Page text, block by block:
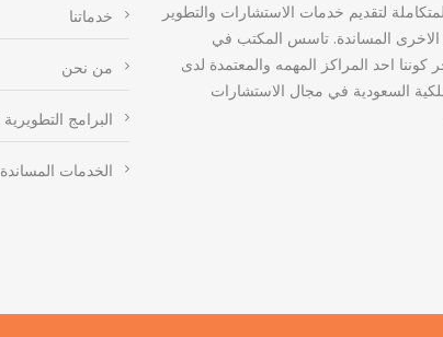
لتقديم خدمات الاستشارات والتطوير
الاخرى المساندة. تاسس المكتب في
ونفخر كوننا احد المراكز المهمه والمعتمدة لدى
السعودية في مجال الاستشارات
خدماتنا
من نحن
البرامج التطويرية LMI
الخدمات المساندة